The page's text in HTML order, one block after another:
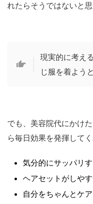
れたらそうではないと思
現実的に考え
じ服を着よう
でも、美容院代にかけ
ら毎日効果を発揮してく
気分的にサッパリ
ヘアセットがしや
自分をちゃんとケ